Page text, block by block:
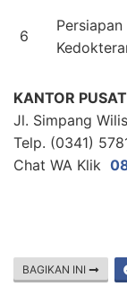
6
KANTOR
Jl. Simpang
Telp. (0341)
Chat WA Klik
BAGIKAN INI